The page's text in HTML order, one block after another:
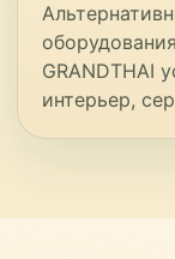
GRANDTHAI
интерьер,